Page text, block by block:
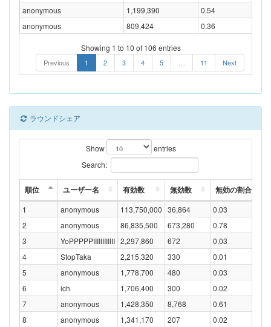
anonymous
1,199,390
0.54
anonymous
809,424 0.36
Showing 1 to 10 of 106 entries
Previous 1 2 3 4 5 11 Next
ラウンドシェア
Show
entries
Search:
順位 ユーザー名 有効数 無効数 無効の割合(%)
1 anonymous 113,750,000 36,864
0.03
2
anonymous 86,835,500 673,280
0.78
3
YoPPPPPIIIIIIIIIIII 2,297,860 672
0.03
4
StopTaka 2,215,320 330
0.01
5
anonymous 1,778,700 480
0.03
6
ich 1,706,400 300
0.02
7
anonymous 1,428,350 8,768
0.61
8
anonymous 1,341,170 207
0.02